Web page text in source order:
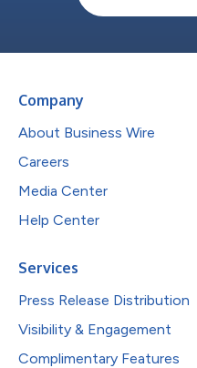
Company
About Business Wire
Careers
Media Center
Help Center
Services
Press Release Distribution
Visibility & Engagement
Complimentary Features